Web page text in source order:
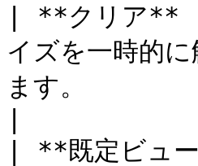
| **クリア**
イズを一時的
ます。
| **既定ビュ